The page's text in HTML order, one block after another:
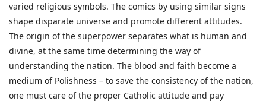
varied religious symbols. The comics by using similar signs
shape disparate universe and promote different attitudes.
The origin of the superpower separates what is human and
divine, at the same time determining the way of
understanding the nation. The blood and faith become a
medium of Polishness – to save the consistency of the nation,
one must care of the proper Catholic attitude and pay